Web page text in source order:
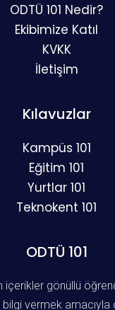
ODTÜ 101 Nedir?
Ekibimize Katıl
KVKK
İletişim
Kılavuzlar
Kampüs 101
Eğitim 101
Yurtlar 101
Teknokent 101
ODTÜ 101
içerikler gönüllü
vermek amacıyla